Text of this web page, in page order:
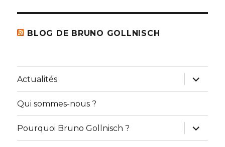
BLOG DE BRUNO GOLLNISCH
Actualités
ouvrir
le
sous-
Qui sommes-nous ?
Pourquoi Bruno Gollnisch ?
ouvrir
le
sous-